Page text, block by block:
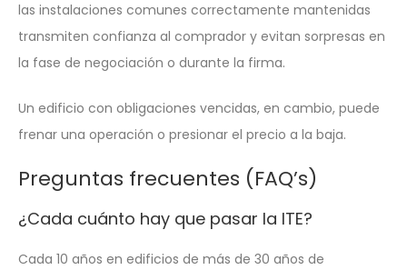
las instalaciones comunes correctamente mantenidas
transmiten confianza al comprador y evitan sorpresas en
la fase de negociación o durante la firma.
Un edificio con obligaciones vencidas, en cambio, puede
frenar una operación o presionar el precio a la baja.
Preguntas frecuentes (FAQ’s)
¿Cada cuánto hay que pasar la ITE?
Cada 10 años en edificios de más de 30 años de